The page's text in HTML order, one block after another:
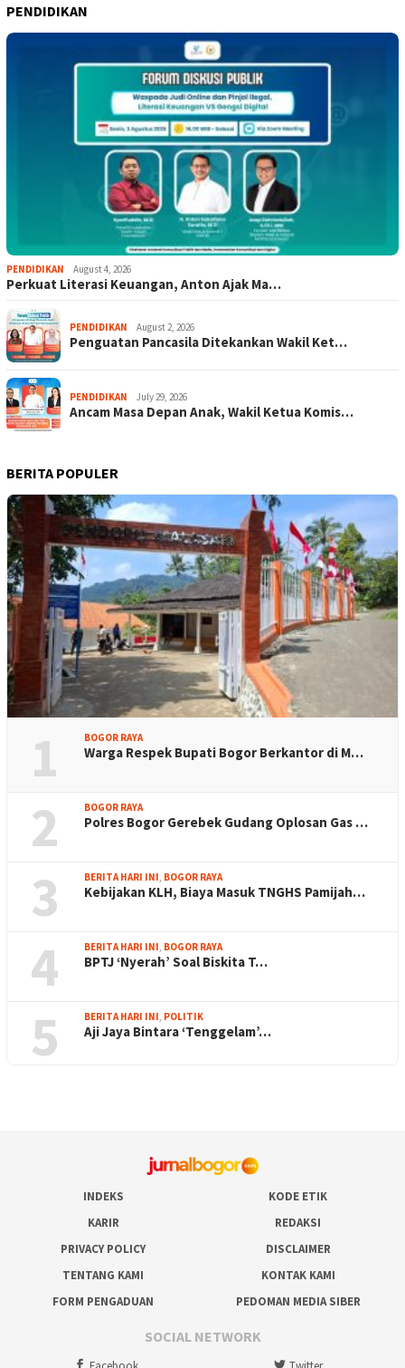
PENDIDIKAN
PENDIDIKAN August 4, 2026
Perkuat Literasi Keuangan, Anton Ajak Ma…
PENDIDIKAN August 2, 2026
Penguatan Pancasila Ditekankan Wakil Ket…
PENDIDIKAN July 29, 2026
Ancam Masa Depan Anak, Wakil Ketua Komis…
BERITA POPULER
1 BOGOR RAYA
Warga Respek Bupati Bogor Berkantor di M…
2 BOGOR RAYA
Polres Bogor Gerebek Gudang Oplosan Gas …
3 BERITA HARI INI BOGOR RAYA
Kebijakan KLH, Biaya Masuk TNGHS Pamijah…
4 BERITA HARI INI BOGOR RAYA
BPTJ ‘Nyerah’ Soal Biskita T…
5 BERITA HARI INI POLITIK
Aji Jaya Bintara ‘Tenggelam’…
INDEKS
KODE ETIK
KARIR
REDAKSI
PRIVACY POLICY
DISCLAIMER
TENTANG KAMI
KONTAK KAMI
FORM PENGADUAN
PEDOMAN MEDIA SIBER
SOCIAL NETWORK